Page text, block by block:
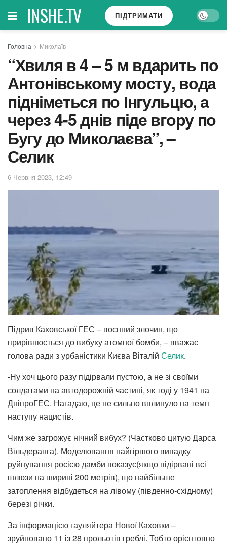
INSHE.TV ПІДТРИМАТИ
Головна Миколаїв
“Хвиля в 4 – 5 м вдарить по
Антонівському мосту, вода
підніметься по Інгульцю, а
через 4-5 днів піде вгору по
Бугу до Миколаєва”, –
Селик
6 Червня 2023, 12:49
Підрив Каховської ГЕС – воєнний злочин, що
прирівнюється до вибуху атомної бомби, – вважає
голова ради з урбаністики Києва Віталій Селик.
-Ну хоч цього разу підірвали пустою, а не зі своїми
солдатами на автодорожній частині, як тоді у 1941 на
ДніпроГЕС. Нагадаю, це не сильно вплинуло на темп
наступу нацистів.
Чим же загрожує нічний вибух? (Частково цитую Дарса
Вільдеранга). Моделювання найгіршого випадку
руйнування росією дамби показує(якщо підірвані всі
шлюзи на ширині 200 метрів), що найбільше
затоплення відбудеться на лівому (південно-східному)
березі річки.
За інформацією гауляйтера Нової Каховки –
зруйновано 11 із 28 прольотів греблі. Тобто орієнтовно